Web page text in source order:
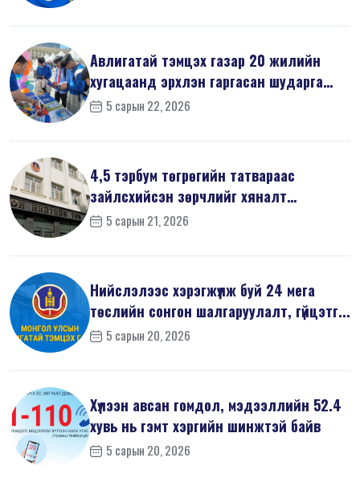
Авлигатай тэмцэх газар 20 жилийн
хугацаанд эрхлэн гаргасан шударга
ёсн...5 сарын 22, 2026
4,5 тэрбум төгрөгийн татвараас
зайлсхийсэн зөрчлийг хяналт
шалгалтаар ...
5 сарын 21, 2026
Нийслэлээс хэрэгжүүлж буй 24 мега
төслийн сонгон шалгаруулалт, гүйцэтг...
5 сарын 20, 2026
Хүлээн авсан гомдол, мэдээллийн 52.4
хувь нь гэмт хэргийн шинжтэй байв
5 сарын 20, 2026